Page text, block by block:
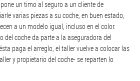
un timo al seguro a un cliente de
varias piezas a su coche, en buen estado,
a un modelo igual, incluso en el color.
del coche da parte a la aseguradora del
paga el arreglo, el taller vuelve a colocar las
y propietario del coche- se reparten lo